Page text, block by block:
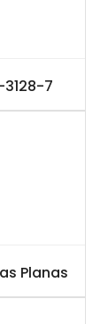
7
Planas